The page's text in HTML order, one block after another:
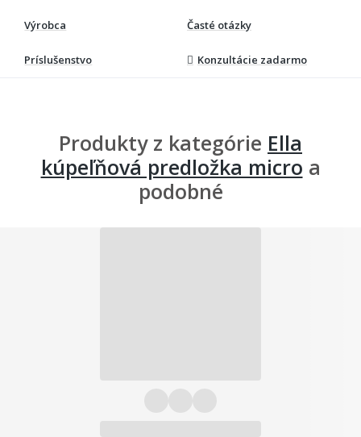
Výrobca Časté otázky
Príslušenstvo Konzultácie zadarmo
Produkty z kategórie Ella
kúpeľňová predložka micro a
podobné